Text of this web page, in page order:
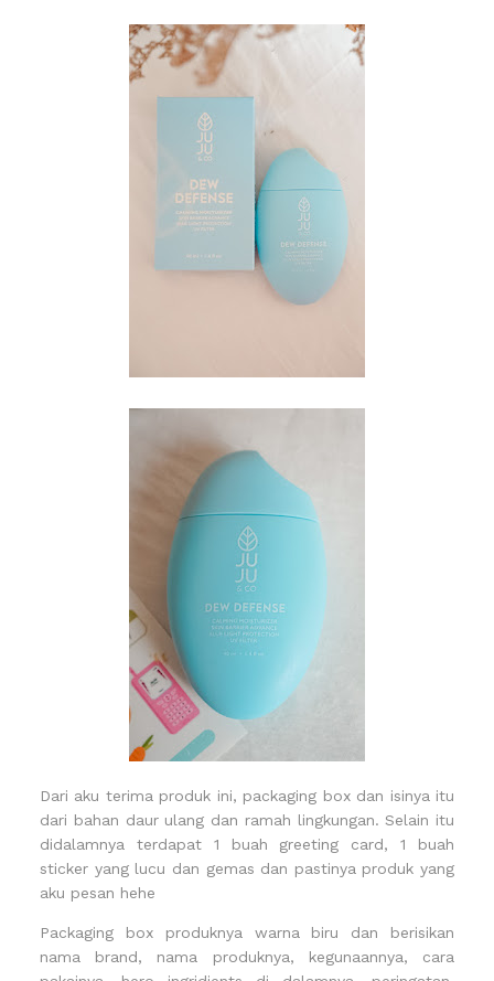
Dari aku terima produk ini, packaging box dan isinya itu
dari bahan daur ulang dan ramah lingkungan. Selain itu
didalamnya terdapat 1 buah greeting card, 1 buah
sticker yang lucu dan gemas dan pastinya produk yang
aku pesan hehe
Packaging box produknya warna biru dan berisikan
nama brand, nama produknya, kegunaannya, cara